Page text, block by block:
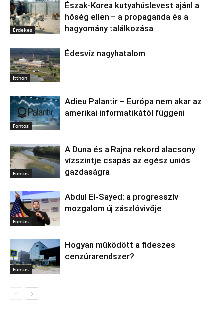
Érdekes
Észak‑Korea kutyahúslevest ajánl a
hőség ellen – a propaganda és a
hagyomány találkozása
Itthon
Édesvíz nagyhatalom
Fontos
Adieu Palantir – Európa nem akar az
amerikai informatikától függeni
Fontos
A Duna és a Rajna rekord alacsony
vízszintje csapás az egész uniós
gazdaságra
Fontos
Abdul El‑Sayed: a progresszív
mozgalom új zászlóvivője
Fontos
Hogyan működött a fideszes
cenzúrarendszer?